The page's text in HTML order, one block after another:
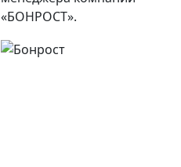
«БОНРОСТ».